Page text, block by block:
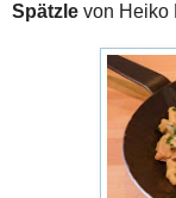
Spätzle von Heiko